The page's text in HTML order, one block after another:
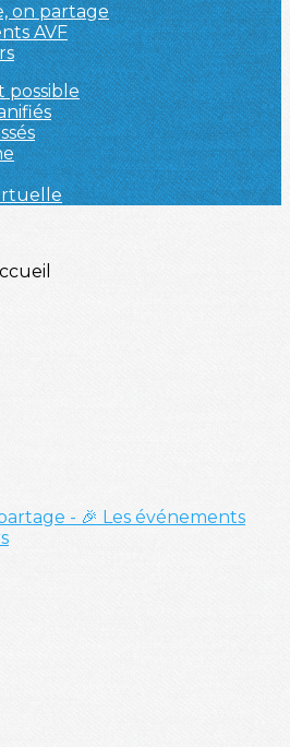
on partage
AVF
possible
- 🎉 Les événements